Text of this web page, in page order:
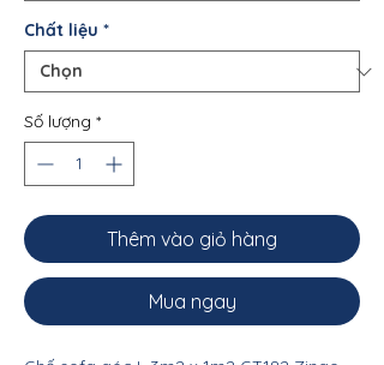
Chất liệu *
Số lượng *
Thêm vào giỏ hàng
Mua ngay